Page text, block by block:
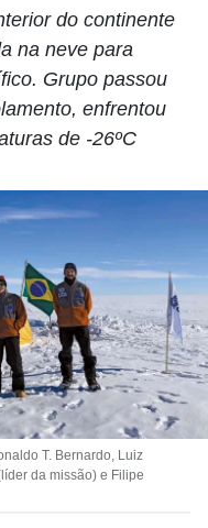
do continente
na neve para
Grupo passou
enfrentou
de -26ºC
T. Bernardo, Luiz
da missão) e Filipe